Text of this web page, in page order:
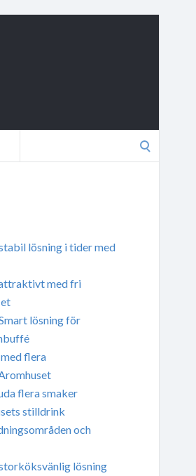
lösning i tider med
med fri
lösning för
flera
flera smaker
stilldrink
och
lösning